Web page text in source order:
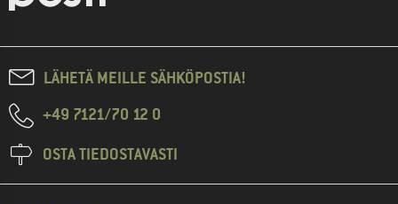
LÄHETÄ MEILLE SÄHKÖPOSTIA!
+49 7121/70 12 0
OSTA TIEDOSTAVASTI